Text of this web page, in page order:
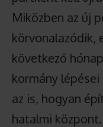
Miközben az új
körvonalazódik,
következő
kormány lépései
az is, hogyan
hatalmi